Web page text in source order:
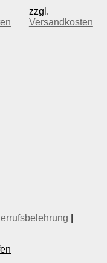
zzgl.
Versandkosten